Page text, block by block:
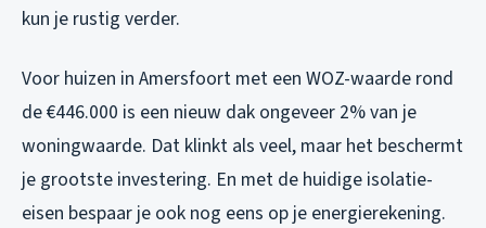
kun je rustig verder.
Voor huizen in Amersfoort met een WOZ-waarde rond
de €446.000 is een nieuw dak ongeveer 2% van je
woningwaarde. Dat klinkt als veel, maar het beschermt
je grootste investering. En met de huidige isolatie-
eisen bespaar je ook nog eens op je energierekening.